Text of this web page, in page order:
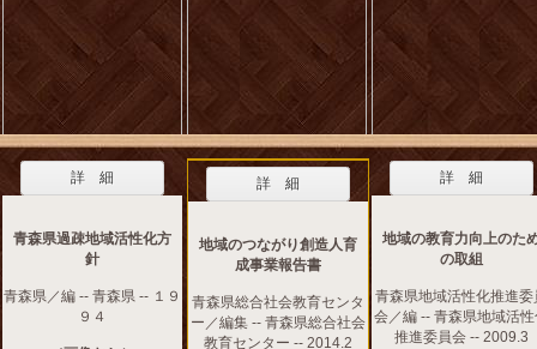
詳 細
青森県過疎地域活性化方
針
青森県／編 -- 青森県 -- １９
９４
詳 細
地域のつながり創造人育
成事業報告書
青森県総合社会教育センタ
ー／編集 -- 青森県総合社会
教育センター -- 2014.2
詳 細
地域の教育力向上のた
の取組
青森県地域活性化推進委
会／編 -- 青森県地域活
推進委員会 -- 2009.3